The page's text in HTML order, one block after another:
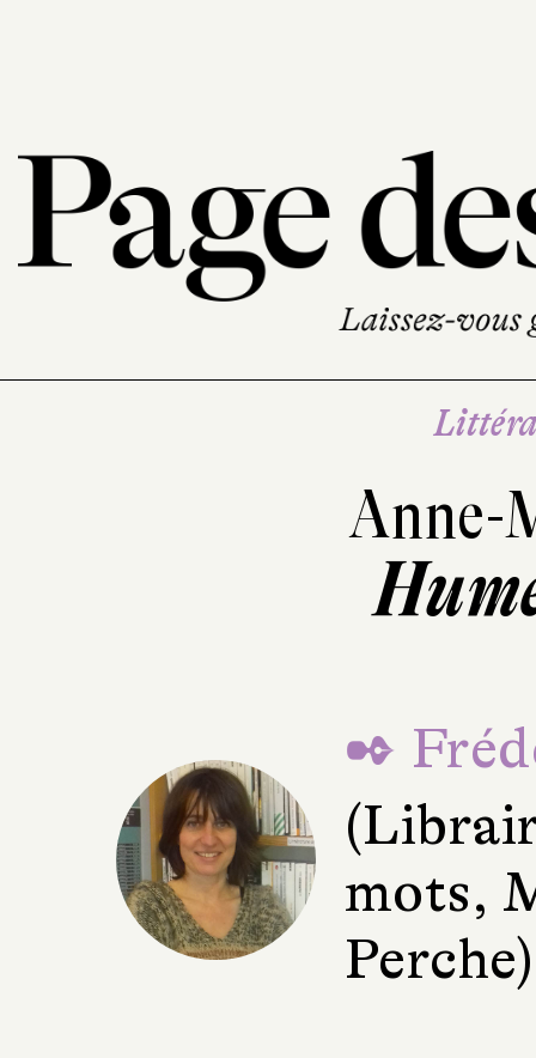
Anne-
✒
mots,
Perche)